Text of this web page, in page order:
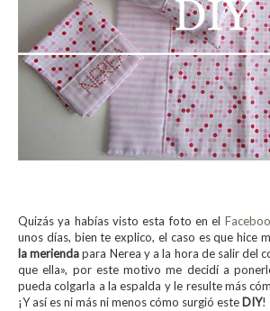
Quizás ya habías visto esta foto en el
unos días, bien te explico, el caso es que hice
la meriendapara Nerea y a la hora de salir del
que ella», por este motivo me decidí a
pueda colgarla a la espalda y le resulte más
¡Y así es ni más ni menos cómo surgió este DIY!